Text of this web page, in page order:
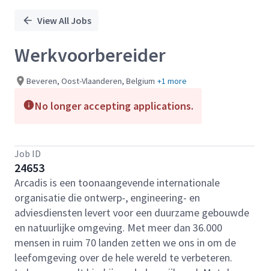
View All Jobs
Werkvoorbereider
Beveren, Oost-Vlaanderen, Belgium +1 more
No longer accepting applications.
Job ID
24653
Arcadis is een toonaangevende internationale
organisatie die ontwerp-, engineering- en
adviesdiensten levert voor een duurzame gebouwde
en natuurlijke omgeving. Met meer dan 36.000
mensen in ruim 70 landen zetten we ons in om de
leefomgeving over de hele wereld te verbeteren.